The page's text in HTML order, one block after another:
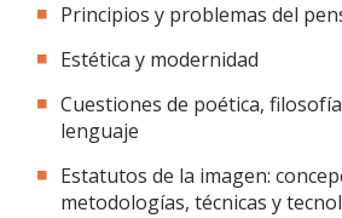
Principios y problemas del
Estética y modernidad
Cuestiones de poética,
lenguaje
Estatutos de la imagen:
metodologías, técnicas y